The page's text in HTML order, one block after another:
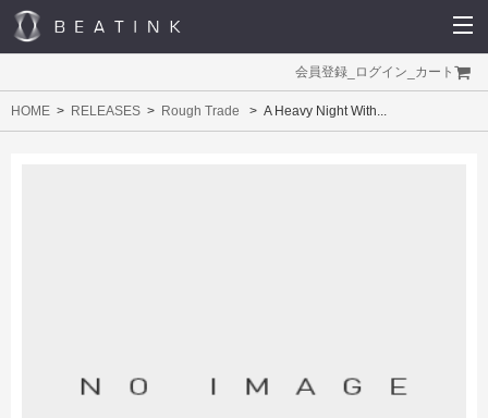
会員登録 ログイン カート
HOME RELEASES Rough Trade A Heavy Night With...